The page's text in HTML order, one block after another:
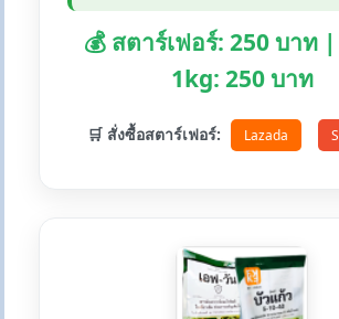
💰 สตาร์เฟอร์: 250 บาท
1kg: 250 บาท
🛒 สั่งซื้อสตาร์เฟอร์: Lazada